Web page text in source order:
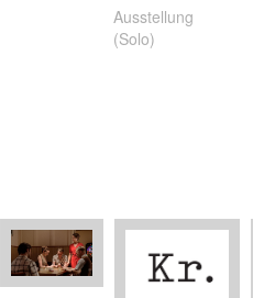
Ausstellung
(Solo)